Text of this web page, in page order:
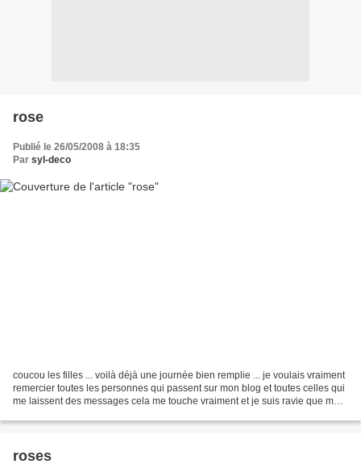
rose
Publié le 26/05/2008 à 18:35
Par syl-deco
coucou les filles ... voilà déjà une journée bien remplie ... je voulais vraiment
remercier toutes les personnes qui passent sur mon blog et toutes celles qui
me laissent des messages cela me touche vraiment et je suis ravie que mes
roses